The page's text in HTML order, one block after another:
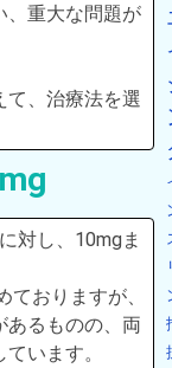
、重大な問題が
て、治療法を選
対し、10mgま
おりますが、
あるものの、両
います。